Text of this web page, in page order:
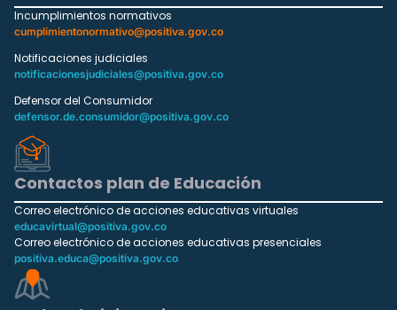
Incumplimientos normativos
cumplimientonormativo@positiva.gov.co
Notificaciones judiciales
notificacionesjudiciales@positiva.gov.co
Defensor del Consumidor
defensor.de.consumidor@positiva.gov.co
Contactos plan de Educación
Correo electrónico de acciones educativas virtuales
educavirtual@positiva.gov.co
Correo electrónico de acciones educativas presenciales
positiva.educa@positiva.gov.co